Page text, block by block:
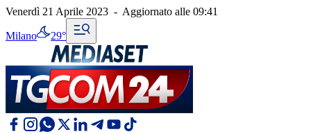
Venerdì 21 Aprile 2023 - Aggiornato alle 09:41
Milano 29°